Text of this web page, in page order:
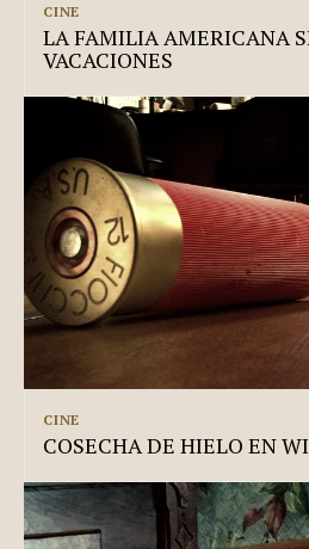
CINE
LA FAMILIA AMERICANA
VACACIONES
CINE
COSECHA DE HIELO EN